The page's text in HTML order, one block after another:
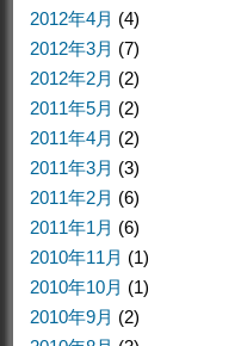
2012年4月 (4)
2012年3月 (7)
2012年2月 (2)
2011年5月 (2)
2011年4月 (2)
2011年3月 (3)
2011年2月 (6)
2011年1月 (6)
2010年11月 (1)
2010年10月 (1)
2010年9月 (2)